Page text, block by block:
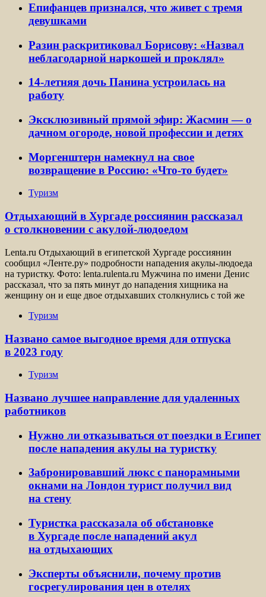
Епифанцев признался, что живет с тремя
девушками
Разин раскритиковал Борисову: «Назвал
неблагодарной наркошей и проклял»
14-летняя дочь Панина устроилась на
работу
Эксклюзивный прямой эфир: Жасмин — о
дачном огороде, новой профессии и детях
Моргенштерн намекнул на свое
возвращение в Россию: «Что-то будет»
Туризм
Отдыхающий в Хургаде россиянин рассказал
о столкновении с акулой-людоедом
Lenta.ru Отдыхающий в египетской Хургаде россиянин
сообщил «Ленте.ру» подробности нападения акулы-людоеда
на туристку. Фото: lenta.rulenta.ru Мужчина по имени Денис
рассказал, что за пять минут до нападения хищника на
женщину он и еще двое отдыхавших столкнулись с той же
Туризм
Названо самое выгодное время для отпуска
в 2023 году
Туризм
Названо лучшее направление для удаленных
работников
Нужно ли отказываться от поездки в Египет
после нападения акулы на туристку
Забронировавший люкс с панорамными
окнами на Лондон турист получил вид
на стену
Туристка рассказала об обстановке
в Хургаде после нападений акул
на отдыхающих
Эксперты объяснили, почему против
госрегулирования цен в отелях